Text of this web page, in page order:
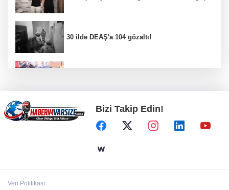
30 ilde DEAŞ'a 104 gözaltı!
Bursa İnegöl’de binicilik için modern
manejler yapılıyor
Bursa’da TEKNOSAB KOBİ OSB tanıtıldı...
Bizi Takip Edin!
Veri Politikası